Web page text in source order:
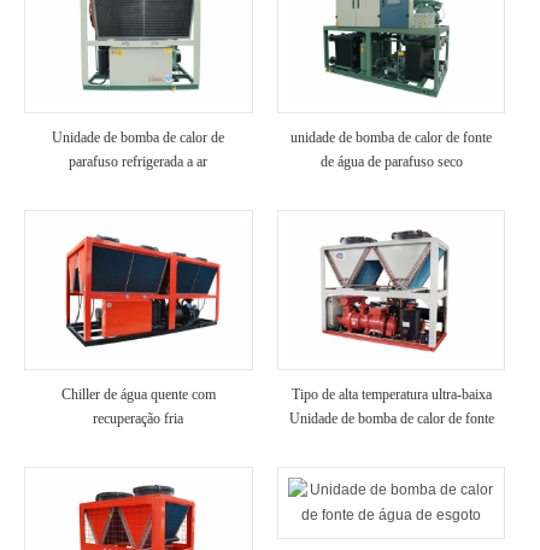
Unidade de bomba de calor de
parafuso refrigerada a ar
unidade de bomba de calor de fonte
de água de parafuso seco
Chiller de água quente com
recuperação fria
Tipo de alta temperatura ultra-baixa
Unidade de bomba de calor de fonte